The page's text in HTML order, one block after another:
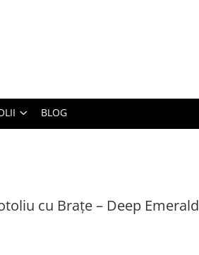
BLOG
cu Brațe – Deep Emerald